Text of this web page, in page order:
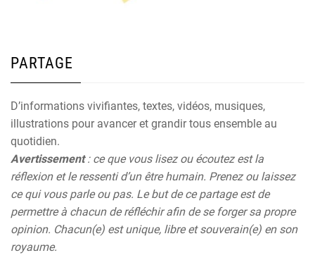
PARTAGE
D’informations vivifiantes, textes, vidéos, musiques,
illustrations pour avancer et grandir tous ensemble au
quotidien.
Avertissement: ce que vous lisez ou écoutez est la
réflexion et le ressenti d’un être humain. Prenez ou laissez
ce qui vous parle ou pas. Le but de ce partage est de
permettre à chacun de réfléchir afin de se forger sa propre
opinion. Chacun(e) est unique, libre et souverain(e) en son
royaume.